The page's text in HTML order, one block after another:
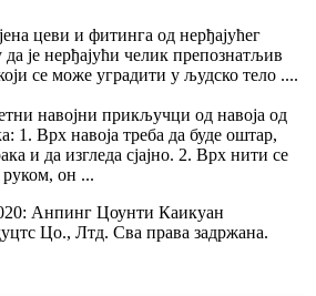
цеви и фитинга од нерђајућег
да је нерђајући челик препознатљив
се може уградити у људско тело ....
навојни прикључци од навоја од
1. Врх навоја треба да буде оштар,
и да изгледа сјајно. 2. Врх нити се
он ...
Анпинг Цоунти Каикуан
Цо., Лтд. Сва права задржана.